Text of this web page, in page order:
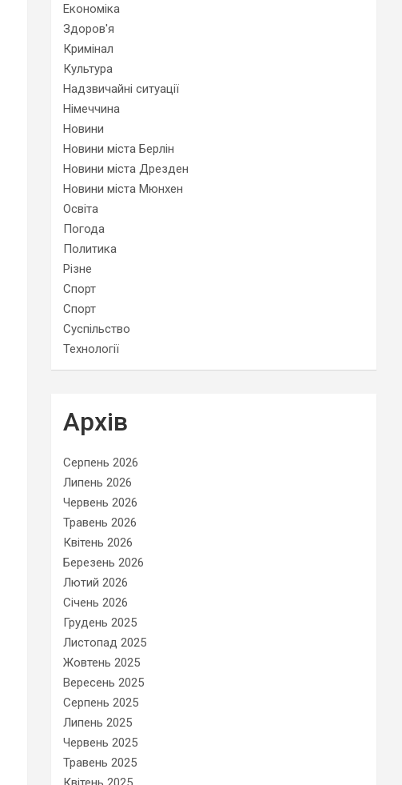
Економіка
Здоров'я
Кримінал
Культура
Надзвичайні ситуації
Німеччина
Новини
Новини міста Берлін
Новини міста Дрезден
Новини міста Мюнхен
Освіта
Погода
Политика
Різне
Спорт
Спорт
Суспільство
Технології
Архів
Серпень 2026
Липень 2026
Червень 2026
Травень 2026
Квітень 2026
Березень 2026
Лютий 2026
Січень 2026
Грудень 2025
Листопад 2025
Жовтень 2025
Вересень 2025
Серпень 2025
Липень 2025
Червень 2025
Травень 2025